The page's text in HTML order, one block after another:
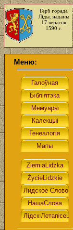
Герб горада
Ліды, наданы
17 верасня
1590 г.
Меню: